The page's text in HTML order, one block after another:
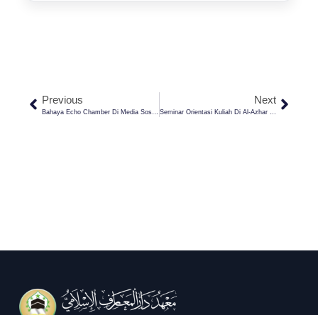
Previous Next